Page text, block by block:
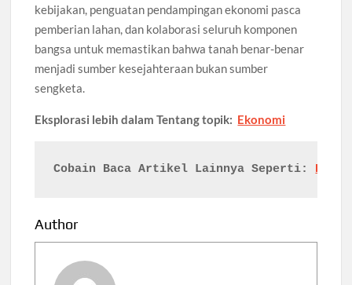
kebijakan, penguatan pendampingan ekonomi pasca
pemberian lahan, dan kolaborasi seluruh komponen
bangsa untuk memastikan bahwa tanah benar-benar
menjadi sumber kesejahteraan bukan sumber
sengketa.
Eksplorasi lebih dalam Tentang topik: Ekonomi
Cobain Baca Artikel Lainnya Seperti:
Author